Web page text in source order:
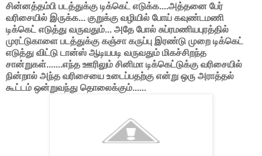
சின்னத்தம்பி படத்துக்கு டிக்கெட் எடுக்க....அத்தனை பேர்
வரிசையில் இருக்க... குறுக்கு வழியில் போய் கவுண்டமணி
டிக்கெட் எடுத்து வருவதும்... அதே போல் சுப்ரமணியபுரத்தில்
முரட்டுகாளை படத்துக்கு கஞ்சா கருப்பு இரண்டு முறை டிக்கெட்
எடுத்து விட்டு டான்ஸ் ஆடியபடி வருவதும் மிகச்சிறந்த
சான்றுகள்.......எந்த ஊரிலும் சினிமா டிக்கெட்டுக்கு வரிசையில்
நின்றால் அந்த வரிசையை உடைப்பதற்கு என்று ஒரு அராத்தல்
கூட்டம் ஒன்றுவந்து தொலைக்கும்......